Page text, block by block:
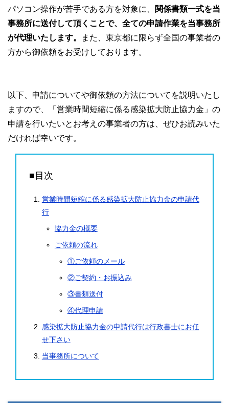
パソコン操作が苦手である方を対象に、
関係書類一式を当
事務所に送付して頂くことで、全ての申請作業を当事務所
が代理いたします。
また、東京都に限らず全国の事業者の
方から御依頼をお受けしております。
以下、申請についてや御依頼の方法についてを説明いたし
ますので、「営業時間短縮に係る感染拡大防止協力金」の
申請を行いたいとお考えの事業者の方は、ぜひお読みいた
だければ幸いです。
■目次
営業時間短縮に係る感染拡大防止協力金の申請代
行
協力金の概要
ご依頼の流れ
①ご依頼のメール
②ご契約・お振込み
③書類送付
④代理申請
感染拡大防止協力金の申請代行は行政書士にお任
せ下さい
当事務所について